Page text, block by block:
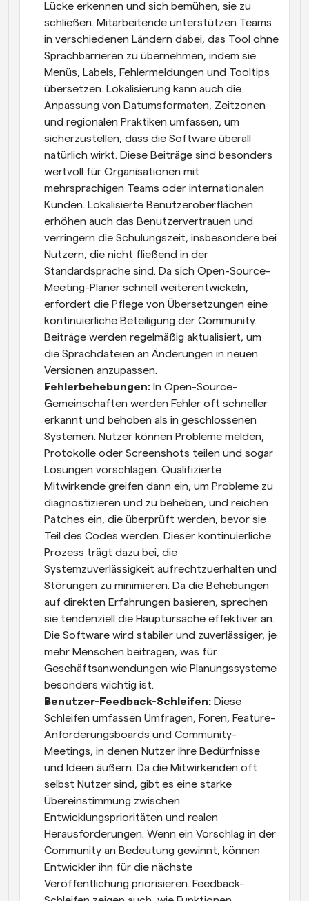
Lücke erkennen und sich bemühen, sie zu
schließen. Mitarbeitende unterstützen Teams
in verschiedenen Ländern dabei, das Tool ohne
Sprachbarrieren zu übernehmen, indem sie
Menüs, Labels, Fehlermeldungen und Tooltips
übersetzen. Lokalisierung kann auch die
Anpassung von Datumsformaten, Zeitzonen
und regionalen Praktiken umfassen, um
sicherzustellen, dass die Software überall
natürlich wirkt. Diese Beiträge sind besonders
wertvoll für Organisationen mit
mehrsprachigen Teams oder internationalen
Kunden. Lokalisierte Benutzeroberflächen
erhöhen auch das Benutzervertrauen und
verringern die Schulungszeit, insbesondere bei
Nutzern, die nicht fließend in der
Standardsprache sind. Da sich Open-Source-
Meeting-Planer schnell weiterentwickeln,
erfordert die Pflege von Übersetzungen eine
kontinuierliche Beteiligung der Community.
Beiträge werden regelmäßig aktualisiert, um
die Sprachdateien an Änderungen in neuen
Versionen anzupassen.
Fehlerbehebungen: In Open-Source-
Gemeinschaften werden Fehler oft schneller
erkannt und behoben als in geschlossenen
Systemen. Nutzer können Probleme melden,
Protokolle oder Screenshots teilen und sogar
Lösungen vorschlagen. Qualifizierte
Mitwirkende greifen dann ein, um Probleme zu
diagnostizieren und zu beheben, und reichen
Patches ein, die überprüft werden, bevor sie
Teil des Codes werden. Dieser kontinuierliche
Prozess trägt dazu bei, die
Systemzuverlässigkeit aufrechtzuerhalten und
Störungen zu minimieren. Da die Behebungen
auf direkten Erfahrungen basieren, sprechen
sie tendenziell die Hauptursache effektiver an.
Die Software wird stabiler und zuverlässiger, je
mehr Menschen beitragen, was für
Geschäftsanwendungen wie Planungssysteme
besonders wichtig ist.
Benutzer-Feedback-Schleifen: Diese
Schleifen umfassen Umfragen, Foren, Feature-
Anforderungsboards und Community-
Meetings, in denen Nutzer ihre Bedürfnisse
und Ideen äußern. Da die Mitwirkenden oft
selbst Nutzer sind, gibt es eine starke
Übereinstimmung zwischen
Entwicklungsprioritäten und realen
Herausforderungen. Wenn ein Vorschlag in der
Community an Bedeutung gewinnt, können
Entwickler ihn für die nächste
Veröffentlichung priorisieren. Feedback-